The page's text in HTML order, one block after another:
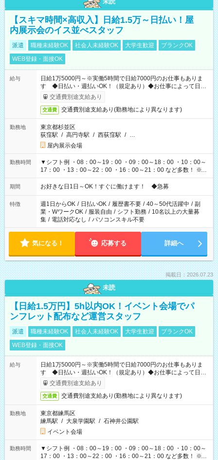
【スキマ時間×高収入】日給1.5万～日払い！屋
内展示会のイス並べスタッフ
派遣 職種未経験OK 社会人未経験OK 大学生歓迎
ブランクOK
WEB登録・面接OK
給与
日給1万5000円～※実働5時間で日給7000円のお仕事もありま
す ◆日払い・週払いOK！（規定あり）◆お仕事によって日給
も異なります
交通費別途支給あり
交通費 交通費別途支給あり(勤務地により異なります)
勤務地
東京都杉並区
荻窪駅 / 高円寺駅 / 西荻窪駅 / …
屋内展示会場
勤務時間
▼シフト例 ・08：00～19：00 ・09：00～18：00 ・10：00～
17：00 ・13：00～22：00 ・16：00～21：00 など多数！ ※お
仕事により勤務時間が異なります
期間 お好きな日1日～OK！すぐに働けます！ ◆急募
特徴 週1日からOK / 日払いOK / 履歴書不要 / 40～50代活躍中 / 副
業・WワークOK / 服装自由 / シフト勤務 / 10名以上の大量募
集 / 電話対応なし / パソコンスキル不要
気になる！ 応募する 詳細へ
掲載日：2026.07.23
未読
【日給1.5万円】5h以内OK！イベント会場でパ
ンフレット配布など運営スタッフ
派遣 職種未経験OK 社会人未経験OK 大学生歓迎
ブランクOK
WEB登録・面接OK
給与
日給1万5000円～※実働5時間で日給7000円のお仕事もありま
す ◆日払い・週払いOK！（規定あり）◆お仕事によって日給
も異なります
交通費別途支給あり
交通費 交通費別途支給あり(勤務地により異なります)
勤務地
東京都練馬区
練馬駅 / 大泉学園駅 / 石神井公園駅
イベント会場
勤務時間
▼シフト例 ・08：00～19：00 ・09：00～18：00 ・10：00～
17：00 ・13：00～22：00 ・16：00～21：00 など多数！ ※お